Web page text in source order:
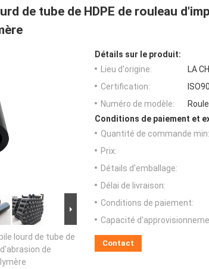
de tube de HDPE de rouleau
lourd de tube de
de
Détails sur le produit:
Lieu d'origine:
LA
Certification:
Numéro de modèle:
Conditions de paiement et
Quantité de commande min:
Prix:
Détails d'emballage:
Délai de livraison:
Conditions de paiement:
Capacité
Contact